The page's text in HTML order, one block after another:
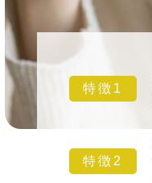
特徴1
特徴2